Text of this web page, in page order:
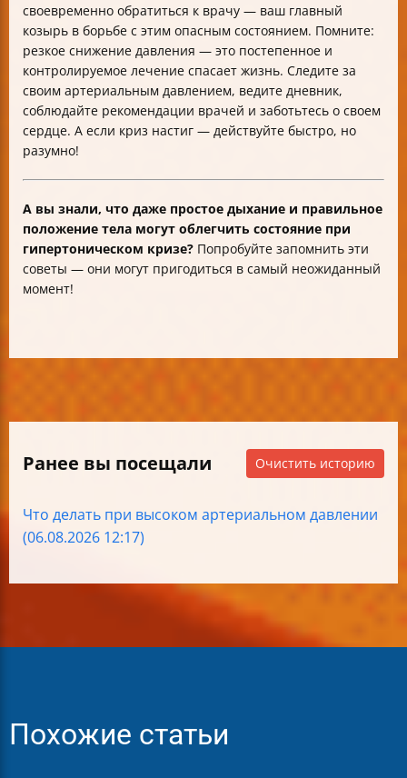
своевременно обратиться к врачу — ваш главный
козырь в борьбе с этим опасным состоянием. Помните:
резкое снижение давления — это постепенное и
контролируемое лечение спасает жизнь. Следите за
своим артериальным давлением, ведите дневник,
соблюдайте рекомендации врачей и заботьтесь о своем
сердце. А если криз настиг — действуйте быстро, но
разумно!
А вы знали, что даже простое дыхание и правильное
положение тела могут облегчить состояние при
гипертоническом кризе? Попробуйте запомнить эти
советы — они могут пригодиться в самый неожиданный
момент!
Ранее вы посещали Очистить историю
Что делать при высоком артериальном давлении
(06.08.2026 12:17)
Похожие статьи